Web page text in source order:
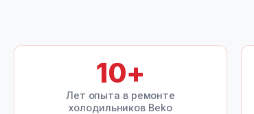
10+
Лет опыта в ремонте
холодильников Beko